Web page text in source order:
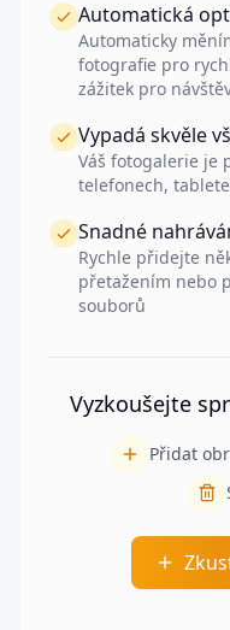
Automatická
Automaticky
fotografie pro
zážitek pro
Vypadá skvěle
Váš fotogalerie je
telefonech,
Snadné
Rychle přidejte
přetažením nebo
souborů
Vyzkoušejte
Přidat